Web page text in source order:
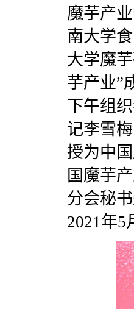
魔芋产
南大学
大学魔
芋产业”
下午组
记李雪
授为中
国魔芋
分会秘
2021年5